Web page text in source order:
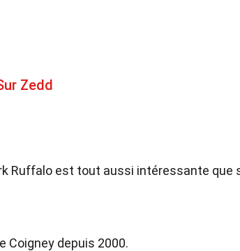
Zedd
Ruffalo est tout aussi intéressante que
Coigney depuis 2000.